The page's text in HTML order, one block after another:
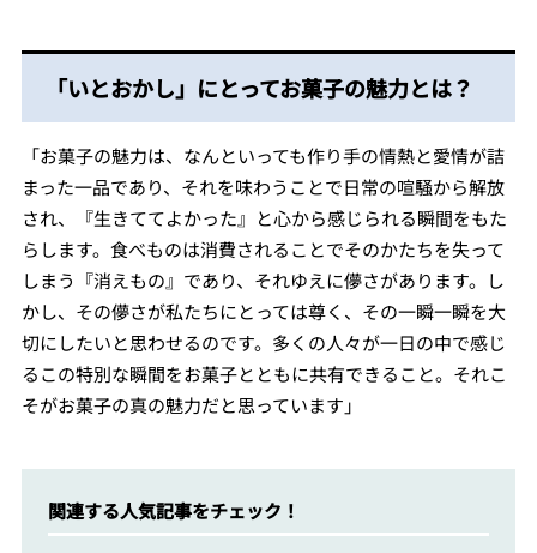
「いとおかし」にとってお菓子の魅力とは？
「お菓子の魅力は、なんといっても作り手の情熱と愛情が詰
まった一品であり、それを味わうことで日常の喧騒から解放
され、『生きててよかった』と心から感じられる瞬間をもた
らします。食べものは消費されることでそのかたちを失って
しまう『消えもの』であり、それゆえに儚さがあります。し
かし、その儚さが私たちにとっては尊く、その一瞬一瞬を大
切にしたいと思わせるのです。多くの人々が一日の中で感じ
るこの特別な瞬間をお菓子とともに共有できること。それこ
そがお菓子の真の魅力だと思っています」
関連する人気記事をチェック！